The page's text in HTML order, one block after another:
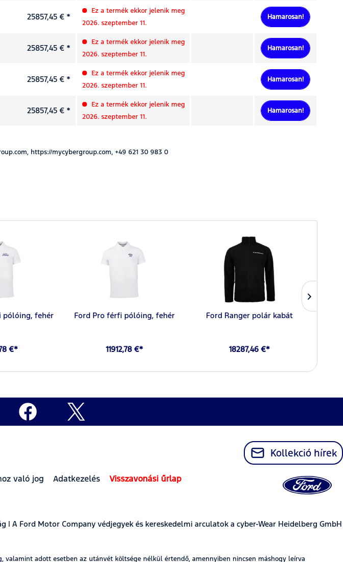
25857,45 € *
Ez a termék ekkor jelenik meg
2026. szeptember 11.
Hamarosan!
25857,45 € *
Ez a termék ekkor jelenik meg
2026. szeptember 11.
Hamarosan!
25857,45 € *
Ez a termék ekkor jelenik meg
2026. szeptember 11.
Hamarosan!
25857,45 € *
Ez a termék ekkor jelenik meg
2026. szeptember 11.
Hamarosan!
https://mycybergroup.com, +49 621 30 983 0
pólóing, fehér
€*
Ford Pro férfi pólóing, fehér
11912,78 €*
Ford Ranger polár kabát
18287,46 €*
Kollekció hírek
való jog Adatkezelés
Visszavonási űrlap
A Ford Motor Company védjegyek és kereskedelmi arculatok a cyber-Wear Heidelberg GmbH
, valamint adott esetben az utánvét költsége nélkül értendő, amennyiben nincsen máshogy leírva